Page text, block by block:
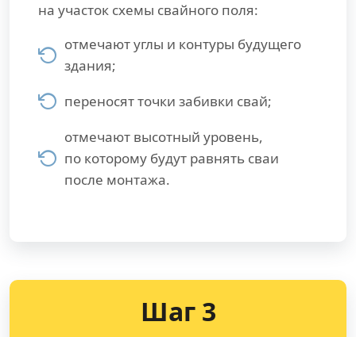
на участок схемы свайного поля:
отмечают углы и контуры будущего
здания;
переносят точки забивки свай;
отмечают высотный уровень,
по которому будут равнять сваи
после монтажа.
Шаг 3